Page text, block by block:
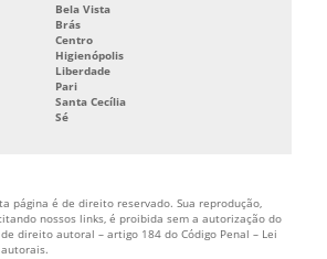
Bela Vista
Brás
Centro
Higienópolis
Liberdade
Pari
Santa Cecília
Sé
página é de direito reservado. Sua reprodução,
nossos links, é proibida sem a autorização do
direito autoral – artigo 184 do Código Penal – Lei
.